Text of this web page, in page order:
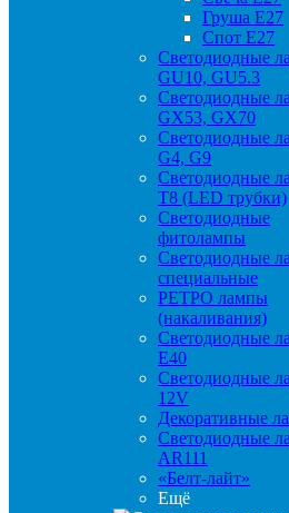
Груша Е27
Спот Е27
Светодиодные
GU10, GU5.3
Светодиодные
GX53, GX70
Светодиодные
G4, G9
Светодиодные
Т8 (LED трубки)
Светодиодные
фитолампы
Светодиодные
специальные
РЕТРО лампы
(накаливания)
Светодиодные
E40
Светодиодные
12V
Декоративные
Светодиодные
AR111
«Белт-лайт»
Ещё